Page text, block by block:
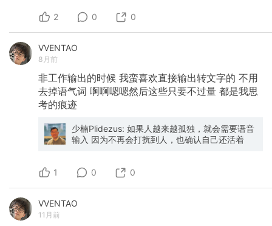
2 0 0
VVENTAO
8月前
非工作输出的时候 我蛮喜欢直接输出转文字的 不用
去掉语气词 啊啊嗯嗯然后这些只要不过量 都是我思
考的痕迹
少楠Plidezus: 如果人越来越孤独，就会需要语音
输入 因为不再会打扰到人，也确认自己还活着
1 0 0
VVENTAO
11月前